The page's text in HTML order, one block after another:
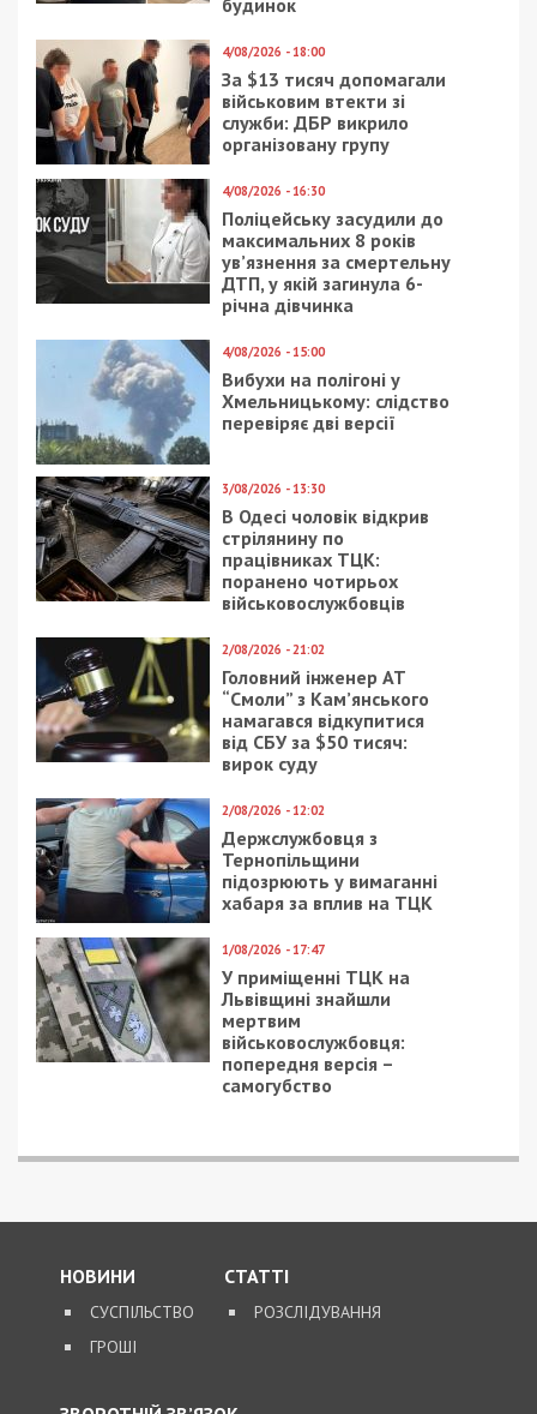
4/08/2026 - 18:00
За $13 тисяч допомагали
військовим втекти зі
служби: ДБР викрило
організовану групу
4/08/2026 - 16:30
Поліцейську засудили до
максимальних 8 років
ув’язнення за смертельну
ДТП, у якій загинула 6-
річна дівчинка
4/08/2026 - 15:00
Вибухи на полігоні у
Хмельницькому: слідство
перевіряє дві версії
3/08/2026 - 13:30
В Одесі чоловік відкрив
стрілянину по
працівниках ТЦК:
поранено чотирьох
військовослужбовців
2/08/2026 - 21:02
Головний інженер АТ
“Смоли” з Кам’янського
намагався відкупитися
від СБУ за $50 тисяч:
вирок суду
2/08/2026 - 12:02
Держслужбовця з
Тернопільщини
підозрюють у вимаганні
хабаря за вплив на ТЦК
1/08/2026 - 17:47
У приміщенні ТЦК на
Львівщині знайшли
мертвим
військовослужбовця:
попередня версія –
самогубство
НОВИНИ
СУСПІЛЬСТВО
ГРОШІ
СТАТТІ
РОЗСЛІДУВАННЯ